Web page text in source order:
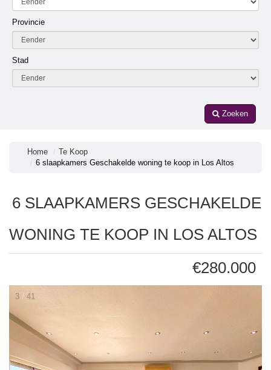
Provincie
Stad
Zoeken
Home
Te Koop
6 slaapkamers Geschakelde woning te koop in Los Altos
6 SLAAPKAMERS GESCHAKELDE
WONING TE KOOP IN LOS ALTOS
€280.000
3 / 41